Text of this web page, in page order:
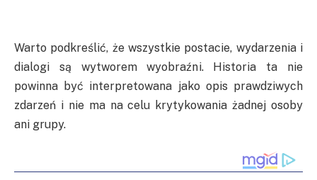
Warto podkreślić, że wszystkie postacie, wydarzenia i
dialogi są wytworem wyobraźni. Historia ta nie
powinna być interpretowana jako opis prawdziwych
zdarzeń i nie ma na celu krytykowania żadnej osoby
ani grupy.